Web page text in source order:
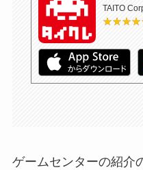
TAITO
ゲームセンターの紹介